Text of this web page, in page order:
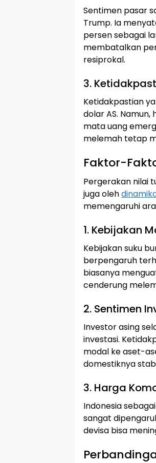
Sentimen pasar
Trump. Ia
persen sebagai
membatalkan
resiprokal.
3.
Ketidakpastian
dolar AS.
mata uang
melemah tetap
Faktor-
Pergerakan nilai
juga oleh
memengaruhi
1. Kebijakan
Kebijakan suku
berpengaruh
biasanya
cenderung
2. Sentimen
Investor asing
investasi.
modal ke aset-
domestiknya
3. Harga
Indonesia
sangat
devisa bisa